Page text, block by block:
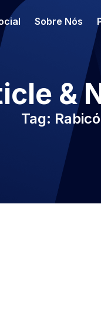
Sobre Nós
&
Tag: Rabicó